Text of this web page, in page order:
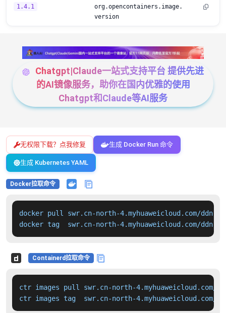
1.4.1
org.opencontainers.image.
version
Chatgpt|Claude一站式支持平台 提供先进
的AI镜像服务，助你在国内优雅的使用
Chatgpt和Claude等AI服务
无权限下载？点我修复 生成 Docker Run 命令
生成 Kubernetes YAML
Docker拉取命令
docker pull swr.cn-north-4.myhuaweicloud.com/
docker tag  swr.cn-north-4.myhuaweicloud.com/
Containerd拉取命令
ctr images pull swr.cn-north-4.myhuaweicloud.com/
ctr images tag  swr.cn-north-